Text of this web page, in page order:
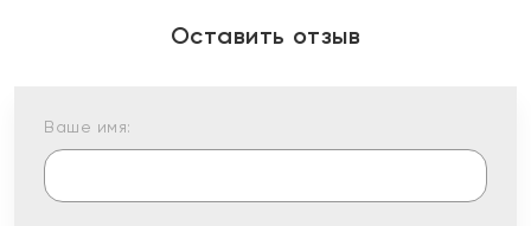
Оставить отзыв
Ваше имя: